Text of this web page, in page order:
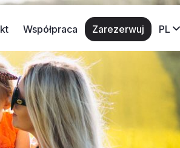
Współpraca Zarezerwuj PL
zamiast spacerować
Wam w pamięć. I nawet jeśli